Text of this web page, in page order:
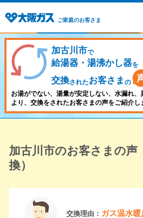
ご家庭のお客さま
加古川市で
給湯器・湯沸かし器を
交換されたお客さま の
お湯がでない、湯量が安定しない、水漏れ
より、交換をされたお客さまの声をご紹介し
加古川市のお客さまの声
換）
交換理由： ガス温水